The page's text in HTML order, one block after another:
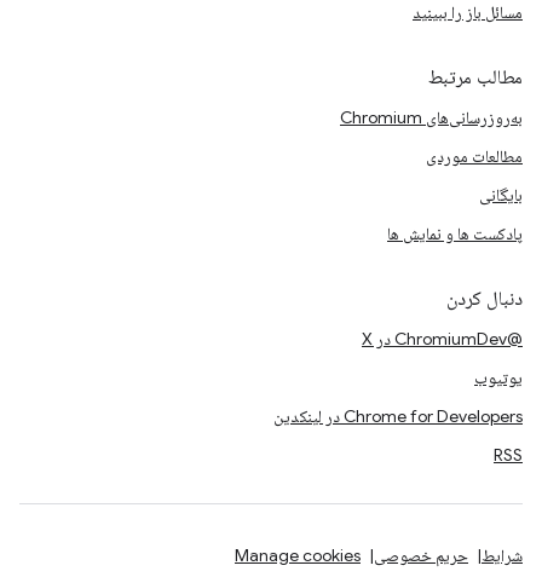
مسائل باز را ببینید
مطالب مرتبط
به‌روزرسانی‌های Chromium
مطالعات موردی
بایگانی
پادکست ها و نمایش ها
دنبال کردن
@ChromiumDev در X
یوتیوب
Chrome for Developers در لینکدین
RSS
شرایط حریم خصوصی Manage cookies